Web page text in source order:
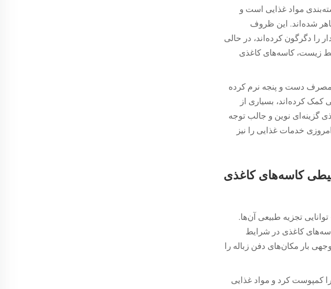
مواد غذایی است و
شده‌اند. این ظروف
را دگرگون کرده‌اند، در حالی
زیست، کاسه‌های کاغذی
مصرف دست و پنجه نرم کرده
کرده‌اند، بسیاری از
گزینه‌ای نوین و جالب توجه
خدمات غذایی را نیز
کاسه‌های کاغذی
تجزیه طبیعی آن‌ها.
کاغذی در شرایط
بار مکان‌های دفن زباله را
کمپوست کرد و مواد غذایی